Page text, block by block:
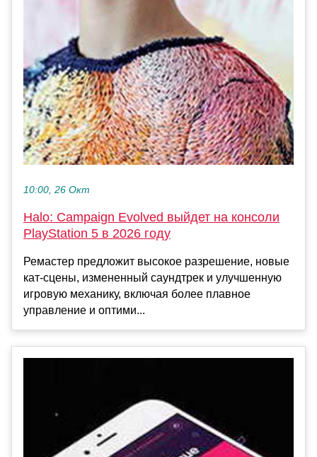
10:00, 26 Окт
Halo: Campaign Evolved выйдет на консоли
PlayStation 5 в 2026 году
Ремастер предложит высокое разрешение, новые
кат-сцены, измененный саундтрек и улучшенную
игровую механику, включая более плавное
управление и оптими...